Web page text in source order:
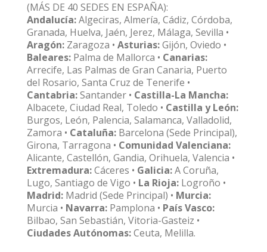
(MÁS DE 40 SEDES EN ESPAÑA):
Andalucía:Algeciras, Almería, Cádiz, Córdoba,
Granada, Huelva, Jaén, Jerez, Málaga, Sevilla •
Aragón: Zaragoza • Asturias:Gijón, Oviedo •
Baleares: Palma de Mallorca • Canarias:
Arrecife, Las Palmas de Gran Canaria, Puerto
del Rosario, Santa Cruz de Tenerife •
Cantabria:Santander • Castilla-La Mancha:
Albacete, Ciudad Real, Toledo • Castilla y León:
Burgos, León, Palencia, Salamanca, Valladolid,
Zamora • Cataluña: Barcelona (Sede Principal),
Girona, Tarragona • Comunidad Valenciana:
Alicante, Castellón, Gandia, Orihuela, Valencia •
Extremadura:Cáceres • Galicia:A Coruña,
Lugo, Santiago de Vigo • La Rioja: Logroño •
Madrid: Madrid (Sede Principal) • Murcia:
Murcia • Navarra: Pamplona • País Vasco:
Bilbao, San Sebastián, Vitoria-Gasteiz •
Ciudades Autónomas:Ceuta, Melilla.